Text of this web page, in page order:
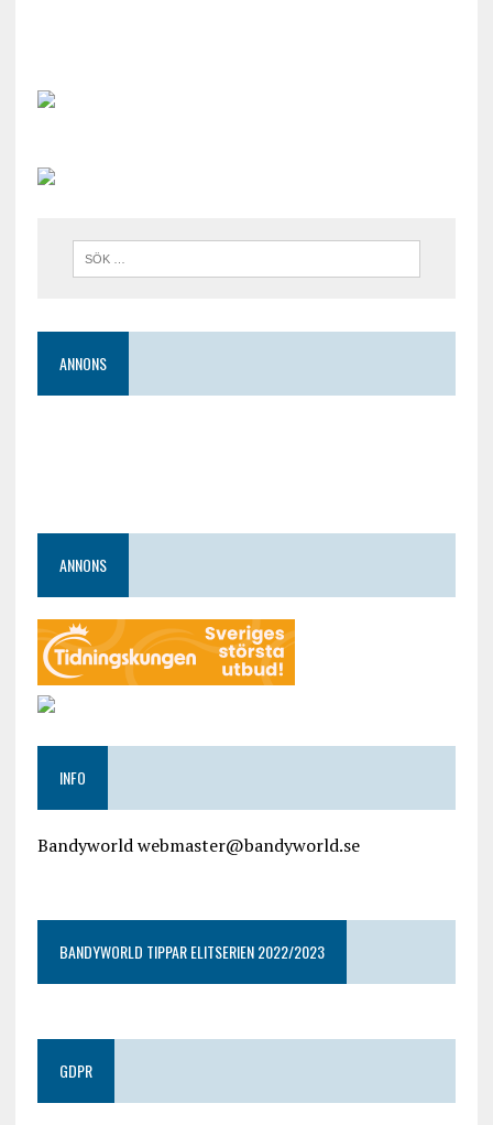
ANNONS
ANNONS
INFO
Bandyworld webmaster@bandyworld.se
BANDYWORLD TIPPAR ELITSERIEN 2022/2023
GDPR